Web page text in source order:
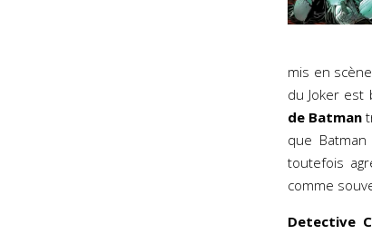
mis en
du Joker est
de Batman
que
toutefois
comme
Detective